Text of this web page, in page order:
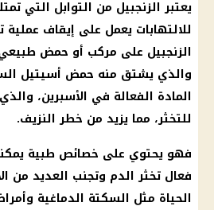
يعتبرالزنجبيل من التوابل التي
للالتهابات يعمل على إيقاف عملية
الزنجبيل على مركب أو حمض
والذي يشتق منه حمض أسيتيل
المادة الفعالة في الأسبرين،
للتخثر، مما يزيد من خطر النزيف.
فهو يحتوي على خصائص طبية
فعال تخثر الدم وتجنب العديد من
الحياة مثل السكتة الدماغية